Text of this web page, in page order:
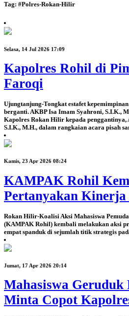
Tag: #Polres-Rokan-Hilir
Selasa, 14 Jul 2026 17:09
Kapolres Rohil di
Faroqi
Ujungtanjung-Tongkat estafet
berganti. AKBP Isa Imam Syahroni, S.I.K.,
Kapolres Rokan Hilir kepada penggantinya,
S.I.K., M.H., dalam rangkaian acara pisah
Kamis, 23 Apr 2026 08:24
KAMPAK Rohil
Pertanyakan
Rokan Hilir-Koalisi Aksi Mahasiswa
(KAMPAK Rohil) kembali melakukan aksi
empat spanduk di sejumlah titik strategis
Jumat, 17 Apr 2026 20:14
Mahasiswa Geruduk
Minta Copot